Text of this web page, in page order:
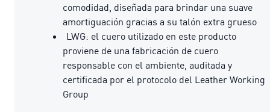
comodidad, diseñada para brindar una suave
amortiguación gracias a su talón extra grueso
LWG: el cuero utilizado en este producto
proviene de una fabricación de cuero
responsable con el ambiente, auditada y
certificada por el protocolo del Leather Working
Group